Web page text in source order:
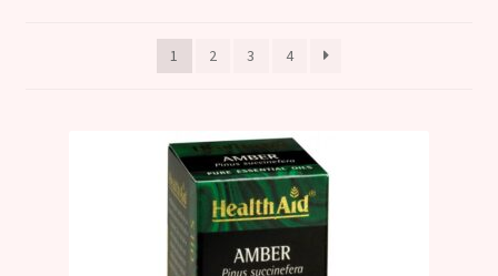
Huvitavat lugemist1 2 3 4